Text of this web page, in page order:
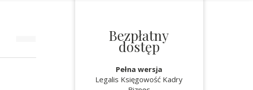
Bezpłatny
dostęp
Pełna wersja
Legalis Księgowość Kadry